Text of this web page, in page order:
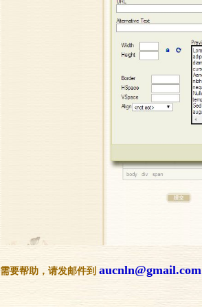
需要帮助，请发邮件到 aucnln@gmail.com